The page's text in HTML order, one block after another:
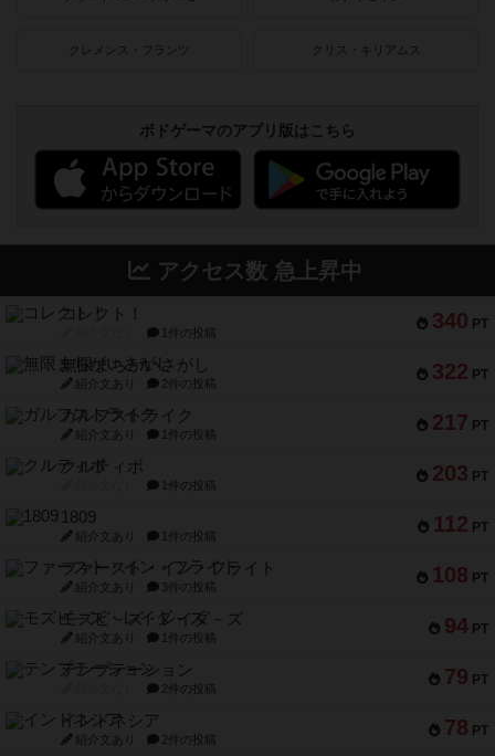
クレメンス・フランツ クリス・キリアムス
ボドゲーマのアプリ版はこちら
アクセス数 急上昇中
340 PT
コレクト！
1件の投稿
322 PT
無限まちがいさがし
紹介文あり 2件の投稿
217 PT
ガルフストライク
紹介文あり 1件の投稿
203 PT
クルティボ
1件の投稿
112 PT
1809
紹介文あり 1件の投稿
108 PT
ファースト・イン・フライト
紹介文あり 3件の投稿
94 PT
モズビ－ズ・レイダ－ズ
紹介文あり 1件の投稿
79 PT
テンプテーション
2件の投稿
78 PT
インドネシア
紹介文あり 2件の投稿